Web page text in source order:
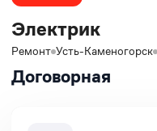
Электрик
Ремонт Усть-Каменогорск
Договорная